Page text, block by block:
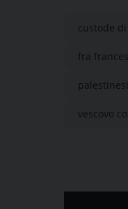
custode
fra
palestinesi
vescovo